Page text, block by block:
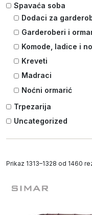
Spavaća soba
Dodaci za
Garderoberi i
Komode, ladice i
Kreveti
Madraci
Noćni ormarić
Trpezarija
Uncategorized
Prikaz 1313–1328 od 1460